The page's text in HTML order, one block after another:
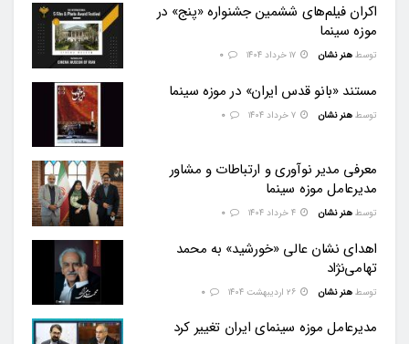
اکران فیلم‌های ششمین جشنواره «پنج» در
موزه سینما
توسط هنر نشان
مستند «بانو قدس ایران» در موزه سینما
توسط هنر نشان
معرفی مدیر نوآوری و ارتباطات و مشاور
مدیرعامل موزه سینما
توسط هنر نشان
اهدای نشان عالی «خورشید» به محمد
تهامی‌نژاد
توسط هنر نشان
مدیرعامل موزه سینمای ایران تغییر کرد